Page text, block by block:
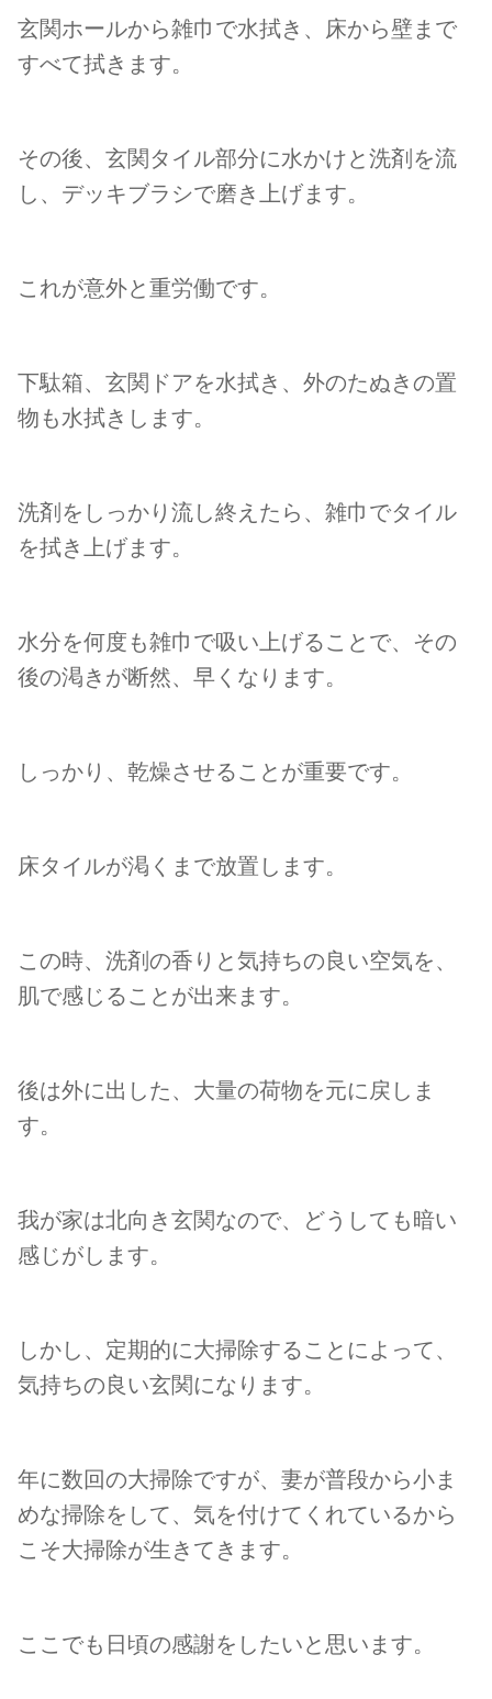
玄関ホールから雑巾で水拭き、床から壁まで
すべて拭きます。
その後、玄関タイル部分に水かけと洗剤を流
し、デッキブラシで磨き上げます。
これが意外と重労働です。
下駄箱、玄関ドアを水拭き、外のたぬきの置
物も水拭きします。
洗剤をしっかり流し終えたら、雑巾でタイル
を拭き上げます。
水分を何度も雑巾で吸い上げることで、その
後の渇きが断然、早くなります。
しっかり、乾燥させることが重要です。
床タイルが渇くまで放置します。
この時、洗剤の香りと気持ちの良い空気を、
肌で感じることが出来ます。
後は外に出した、大量の荷物を元に戻しま
す。
我が家は北向き玄関なので、どうしても暗い
感じがします。
しかし、定期的に大掃除することによって、
気持ちの良い玄関になります。
年に数回の大掃除ですが、妻が普段から小ま
めな掃除をして、気を付けてくれているから
こそ大掃除が生きてきます。
ここでも日頃の感謝をしたいと思います。